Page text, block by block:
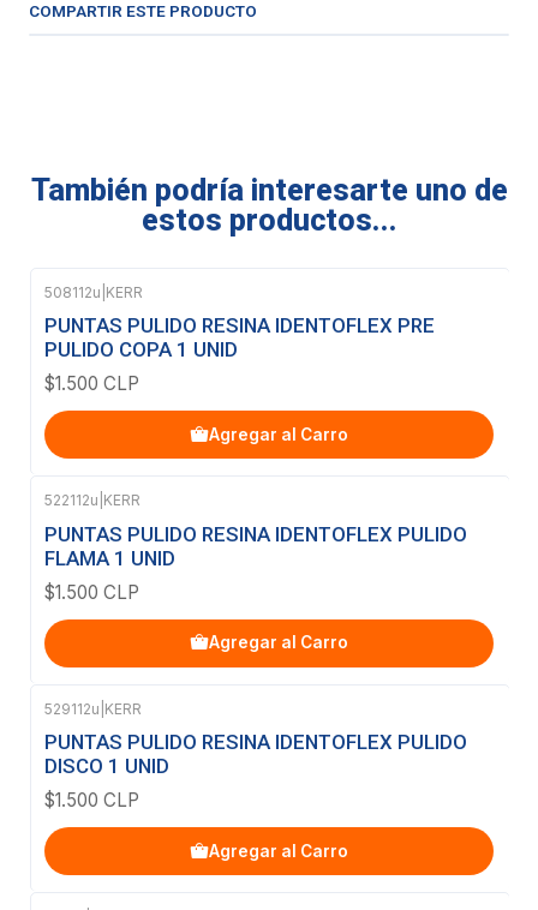
COMPARTIR ESTE PRODUCTO
También podría interesarte uno de
estos productos...
508112u KERR
PUNTAS PULIDO RESINA IDENTOFLEX PRE
PULIDO COPA 1 UNID
$1.500 CLP
Agregar al Carro
522112u KERR
PUNTAS PULIDO RESINA IDENTOFLEX PULIDO
FLAMA 1 UNID
$1.500 CLP
Agregar al Carro
529112u KERR
PUNTAS PULIDO RESINA IDENTOFLEX PULIDO
DISCO 1 UNID
$1.500 CLP
Agregar al Carro